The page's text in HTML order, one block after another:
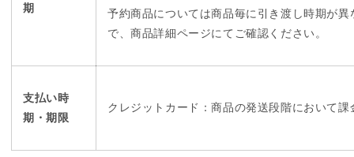
期
予約商品については商品毎に引き渡し時期が異
で、商品詳細ページにてご確認ください。
支払い時
期・期限
クレジットカード：商品の発送段階において課